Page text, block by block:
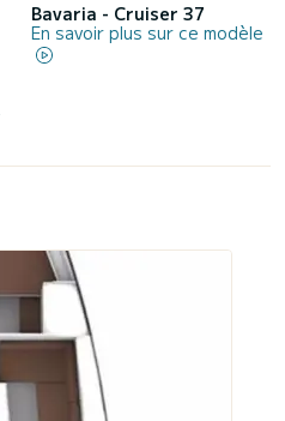
Bavaria - Cruiser 37
En savoir plus sur ce modèle